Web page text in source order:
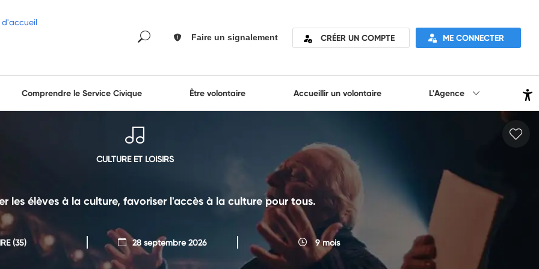
Faire un signalement CRÉER UN COMPTE ME CONNECTER
Comprendre le Service Civique Être volontaire Accueillir un volontaire L'Agence
CULTURE ET LOISIRS
les élèves à la culture, favoriser l'accès à la culture pour tous.
(35) 28 septembre 2026 9 mois